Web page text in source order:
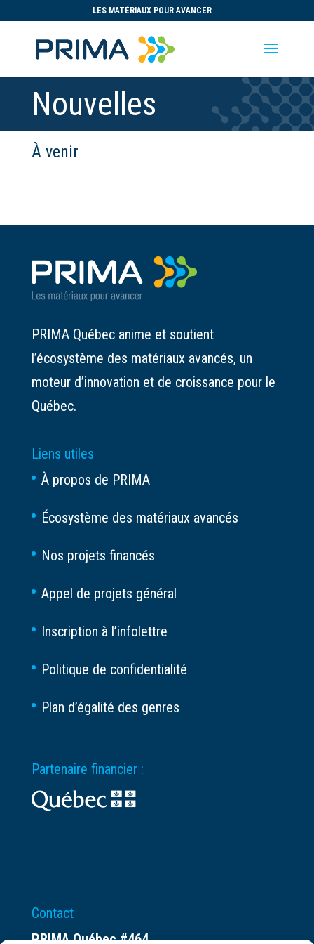
LES MATÉRIAUX POUR AVANCER
Nouvelles
À venir
PRIMA Québec anime et soutient
l’écosystème des matériaux avancés, un
moteur d’innovation et de croissance pour le
Québec.
Liens utiles
À propos de PRIMA
Écosystème des matériaux avancés
Nos projets financés
Appel de projets général
Inscription à l’infolettre
Politique de confidentialité
Plan d’égalité des genres
Partenaire financier :
Contact
PRIMA Québec #464